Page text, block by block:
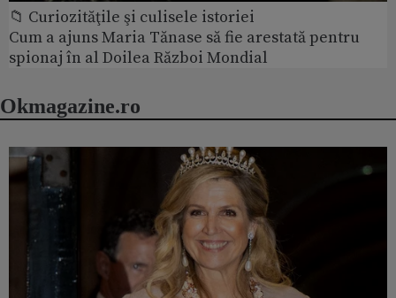
📁 Curiozităţile şi culisele istoriei
Cum a ajuns Maria Tănase să fie arestată pentru
spionaj în al Doilea Război Mondial
Okmagazine.ro